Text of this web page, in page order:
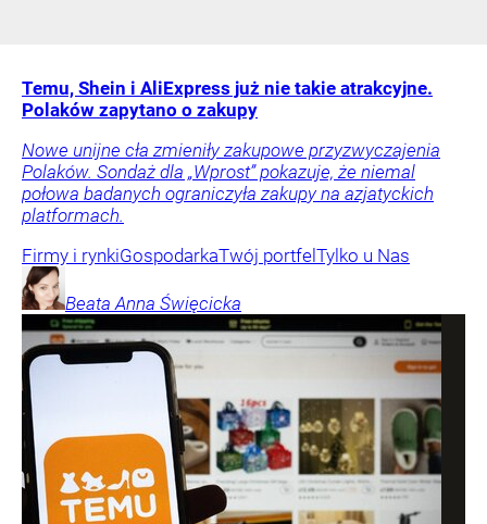
Temu, Shein i AliExpress już nie takie atrakcyjne.
Polaków zapytano o zakupy
Nowe unijne cła zmieniły zakupowe przyzwyczajenia
Polaków. Sondaż dla „Wprost” pokazuje, że niemal
połowa badanych ograniczyła zakupy na azjatyckich
platformach.
Firmy i rynkiGospodarkaTwój portfel Tylko u Nas
Beata Anna Święcicka